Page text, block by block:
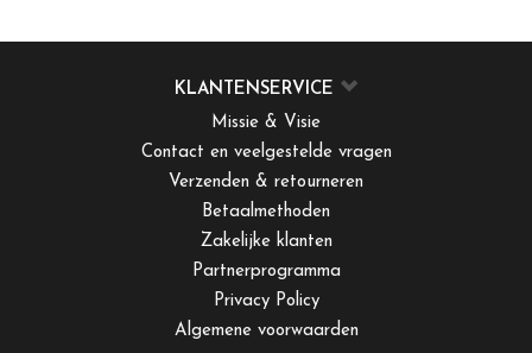
KLANTENSERVICE
Missie & Visie
Contact en veelgestelde vragen
Verzenden & retourneren
Betaalmethoden
Zakelijke klanten
Partnerprogramma
Privacy Policy
Algemene voorwaarden